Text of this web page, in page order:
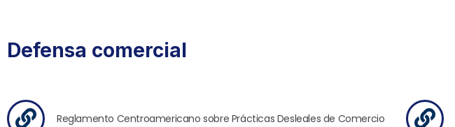
Defensa comercial
Reglamento Centroamericano sobre Prácticas Desleales de Comercio